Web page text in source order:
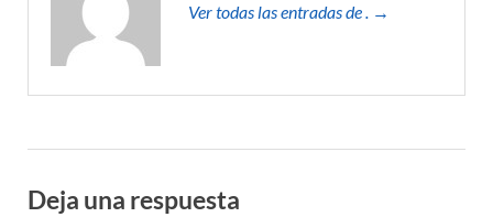
Ver todas las entradas de . →
Deja una respuesta